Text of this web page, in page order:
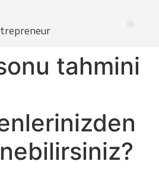
tahmini